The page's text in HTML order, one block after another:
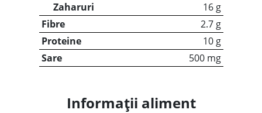
Zaharuri
16 g
Fibre
2.7 g
Proteine
10 g
Sare
500 mg
Informații aliment